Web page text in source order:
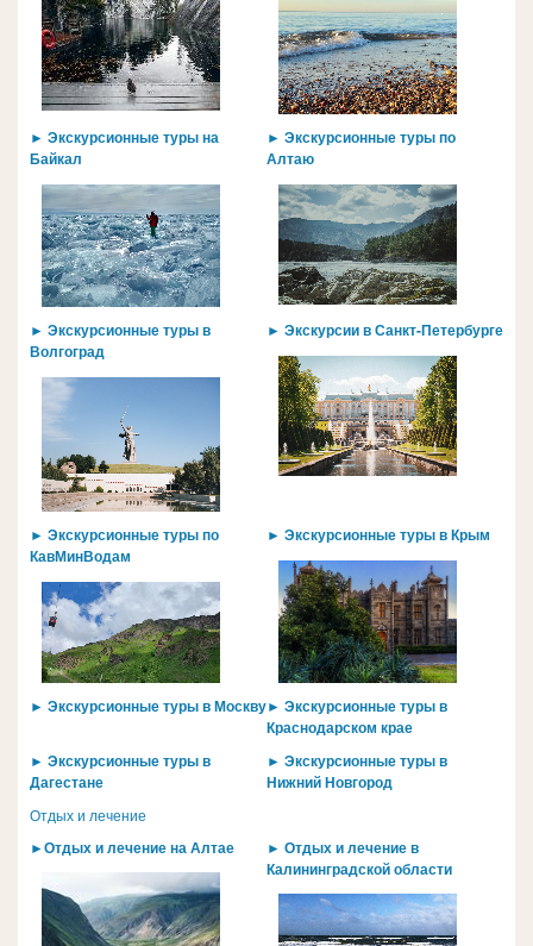
► Экскурсионные туры на
Байкал
► Экскурсионные туры по
Алтаю
► Экскурсионные туры в
Волгоград
► Экскурсии в Санкт-Петербурге
► Экскурсионные туры по
КавМинВодам
► Экскурсионные туры в Крым
► Экскурсионные туры в Москву► Экскурсионные туры в
Краснодарском крае
► Экскурсионные туры в
Дагестане
► Экскурсионные туры в
Нижний Новгород
Отдых и лечение
►Отдых и лечение на Алтае
► Отдых и лечение в
Калининградской области